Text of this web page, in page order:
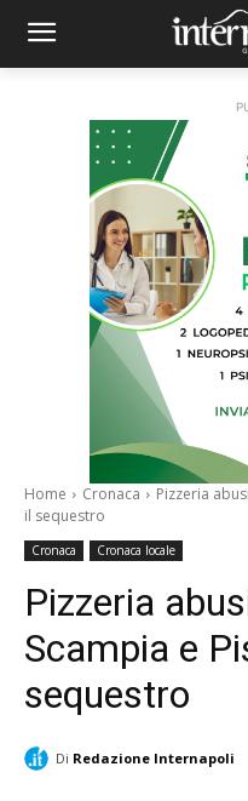
Home Cronaca
Pizzeria
il sequestro
Cronaca Cronaca locale
Pizzeria
Scampia e
sequestro
Di Redazione Internapoli